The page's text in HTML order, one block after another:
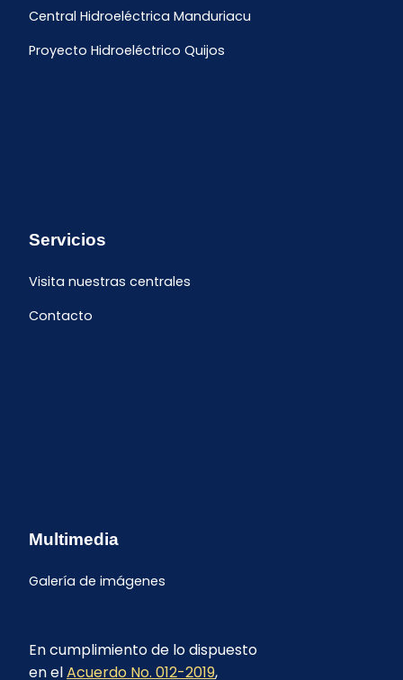
Central Hidroeléctrica Manduriacu
Proyecto Hidroeléctrico Quijos
Servicios
Visita nuestras centrales
Contacto
Multimedia
Galería de imágenes
En cumplimiento de lo dispuesto
en elAcuerdo No. 012-2019,